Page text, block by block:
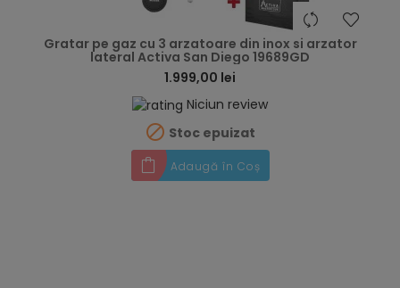
Gratar pe gaz cu 3 arzatoare din inox si arzator
lateral Activa San Diego 19689GD
1.999,00 lei
Niciun review
 Stoc epuizat
Adaugă în Coș